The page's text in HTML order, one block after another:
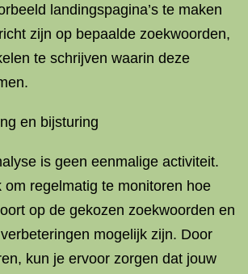
landingspagina’s te maken
zijn op bepaalde zoekwoorden,
te schrijven waarin deze
en bijsturing
is geen eenmalige activiteit.
om regelmatig te monitoren hoe
op de gekozen zoekwoorden en
mogelijk zijn. Door
kun je ervoor zorgen dat jouw